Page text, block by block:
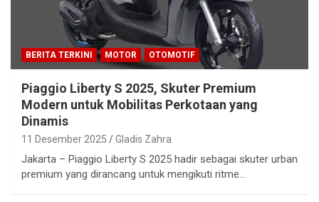
BERITA TERKINI MOTOR OTOMOTIF
Piaggio Liberty S 2025, Skuter Premium
Modern untuk Mobilitas Perkotaan yang
Dinamis
11 Desember 2025 Gladis Zahra
Jakarta – Piaggio Liberty S 2025 hadir sebagai skuter urban
premium yang dirancang untuk mengikuti ritme…